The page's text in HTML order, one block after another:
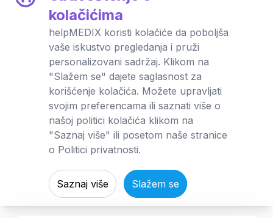
kolačićima
helpMEDIX koristi kolačiće da poboljša
vaše iskustvo pregledanja i pruži
personalizovani sadržaj. Klikom na
"Slažem se" dajete saglasnost za
korišćenje kolačića. Možete upravljati
svojim preferencama ili saznati više o
našoj politici kolačića klikom na
"Saznaj više" ili posetom naše stranice
o Politici privatnosti.
Saznaj više Slažem se
Poliklinika
Poliklinika Demetra Medical Dašić
Pedijatrija, Ginekologija , Kardiologija
Vršac